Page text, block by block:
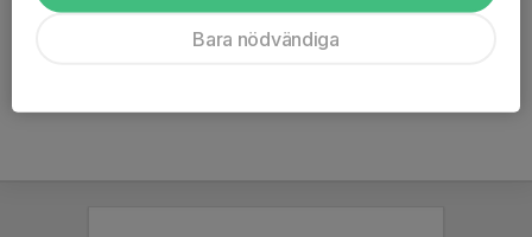
Bara nödvändiga